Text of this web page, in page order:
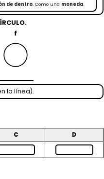
de dentro . Como una moneda
.
f
la línea).
C
D